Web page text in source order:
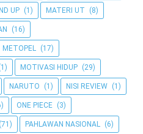
UP (1) MATERI UT (8)
(16)
METOPEL (17)
MOTIVASI HIDUP (29)
NARUTO (1) NISI REVIEW (1)
ONE PIECE (3)
(71) PAHLAWAN NASIONAL (6)